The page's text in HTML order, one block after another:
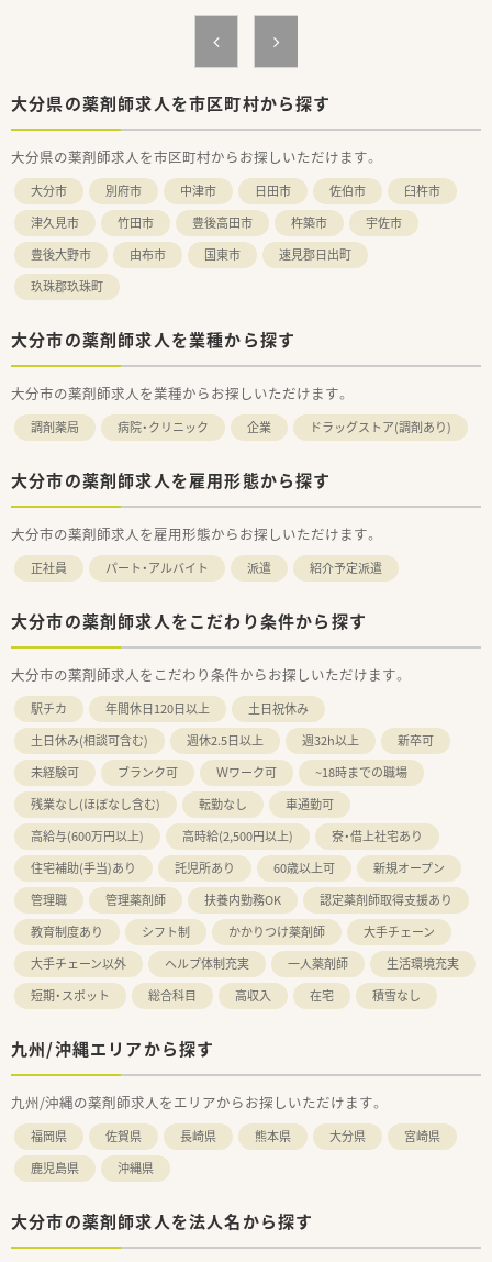
方針なので、じっくりと患者様対応が可能
■業務に繋がると認められた外部研修等は、研修費を会社負担に
スが多いです
■他社の調剤併設企業ですと調剤室内の業務等に限定されるケ
能です
■8年連続で「顧客満足度ナンバー1」に輝いています
大分県の薬剤師求人を市区町村から探す
大分県の薬剤師求人を市区町村からお探しいただけます。
大分市 別府市 中津市 日田市 佐伯市
臼杵市
津久見市
竹田市 豊後高田市 杵築市
宇佐市
豊後大野市
由布市 国東市
速見郡日出町
玖珠郡玖珠町
大分市の薬剤師求人を業種から探す
大分市の薬剤師求人を業種からお探しいただけます。
調剤薬局 病院・クリニック 企業 ドラッグストア(調剤あり)
大分市の薬剤師求人を雇用形態から探す
大分市の薬剤師求人を雇用形態からお探しいただけます。
正社員 パート・アルバイト 派遣 紹介予定派遣
大分市の薬剤師求人をこだわり条件から探す
大分市の薬剤師求人をこだわり条件からお探しいただけます。
駅チカ 年間休日120日以上
土日祝休み
土日休み(相談可含む)
週休2.5日以上 週32h以上
新卒可
未経験可
ブランク可 Ｗワーク可
~18時までの職場
残業なし(ほぼなし含む)
転勤なし
車通勤可
高給与(600万円以上)
高時給(2,500円以上)
寮・借上社宅あり
住宅補助(手当)あり
託児所あり 60歳以上可
新規オープン
管理職
管理薬剤師 扶養内勤務OK
認定薬剤師取得支援あり
教育制度あり
シフト制 かかりつけ薬剤師
大手チェーン
大手チェーン以外
ヘルプ体制充実 一人薬剤師
生活環境充実
短期・スポット
総合科目 高収入 在宅 積雪なし
九州/沖縄エリアから探す
九州/沖縄の薬剤師求人をエリアからお探しいただけます。
福岡県 佐賀県 長崎県 熊本県 大分県
宮崎県
鹿児島県
沖縄県
大分市の薬剤師求人を法人名から探す